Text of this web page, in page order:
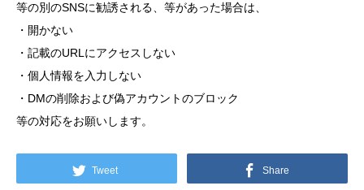
等の別のSNSに勧誘される、等があった場合は、
・開かない
・記載のURLにアクセスしない
・個人情報を入力しない
・DMの削除および偽アカウントのブロック
等の対応をお願いします。
Tweet Share